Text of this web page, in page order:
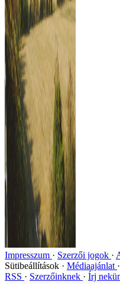
Impresszum Szerzői jogok
Sütibeállítások
Médiaajánlat
RSS
Szerzőinknek Írj